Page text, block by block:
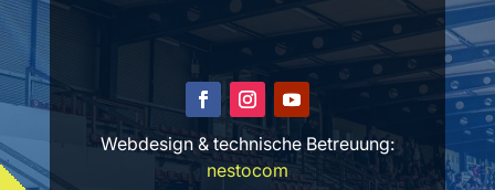
Webdesign & technische Betreuung:
nestocom